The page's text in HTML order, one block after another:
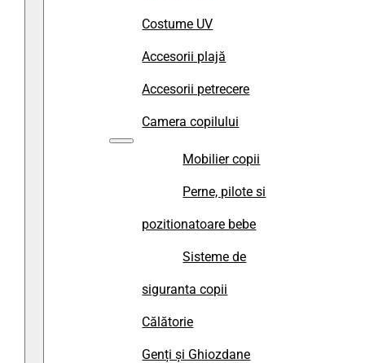
Costume UV
Accesorii plajă
Accesorii petrecere
Camera copilului
Mobilier copii
Perne, pilote si
pozitionatoare bebe
Sisteme de
siguranta copii
Călătorie
Genți și Ghiozdane